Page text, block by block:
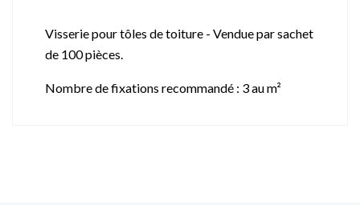
Visserie pour tôles de toiture - Vendue par sachet
de 100 pièces.
Nombre de fixations recommandé : 3 au m²